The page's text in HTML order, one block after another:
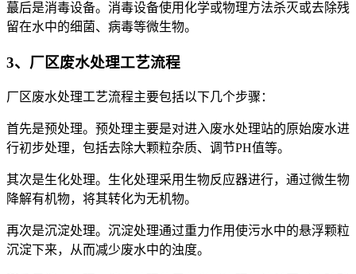
蕞后是消毒设备。消毒设备使用化学或物理方法杀灭或去除残
留在水中的细菌、病毒等微生物。
3、厂区废水处理工艺流程
厂区废水处理工艺流程主要包括以下几个步骤：
首先是预处理。预处理主要是对进入废水处理站的原始废水进
行初步处理，包括去除大颗粒杂质、调节PH值等。
其次是生化处理。生化处理采用生物反应器进行，通过微生物
降解有机物，将其转化为无机物。
再次是沉淀处理。沉淀处理通过重力作用使污水中的悬浮颗粒
沉淀下来，从而减少废水中的浊度。